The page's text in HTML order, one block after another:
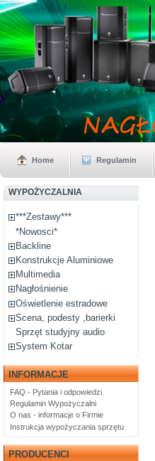
Home Regulamin
WYPOŻYCZALNIA
***Zestawy***
*Nowosci*
Backline
Konstrukcje Aluminiowe
Multimedia
Nagłośnienie
Oświetlenie estradowe
Scena, podesty ,barierki
Sprzęt studyjny audio
System Kotar
INFORMACJE
FAQ - Pytania i odpowiedzi
Regulamin Wypożyczalni
O nas - informacje o Firmie
Instrukcja wypożyczania sprzętu
PRODUCENCI